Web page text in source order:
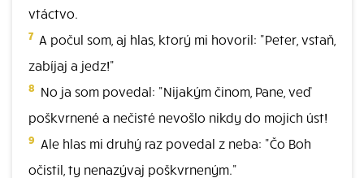
vtáctvo.
7 A počul som, aj hlas, ktorý mi hovoril: "Peter, vstaň,
zabíjaj a jedz!"
8 No ja som povedal: "Nijakým činom, Pane, veď
poškvrnené a nečisté nevošlo nikdy do mojich úst!
9 Ale hlas mi druhý raz povedal z neba: "Čo Boh
očistil, ty nenazývaj poškvrneným."